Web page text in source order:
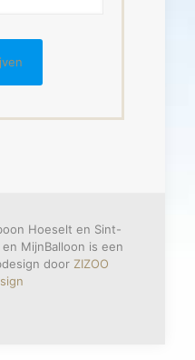
Hoeselt en Sint-
MijnBalloon is een
door ZIZOO